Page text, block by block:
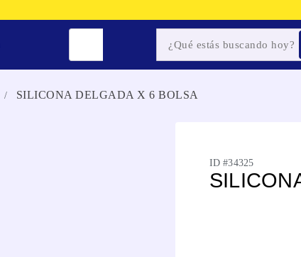
SILICONA DELGADA X 6 BOLSA
ID #34325